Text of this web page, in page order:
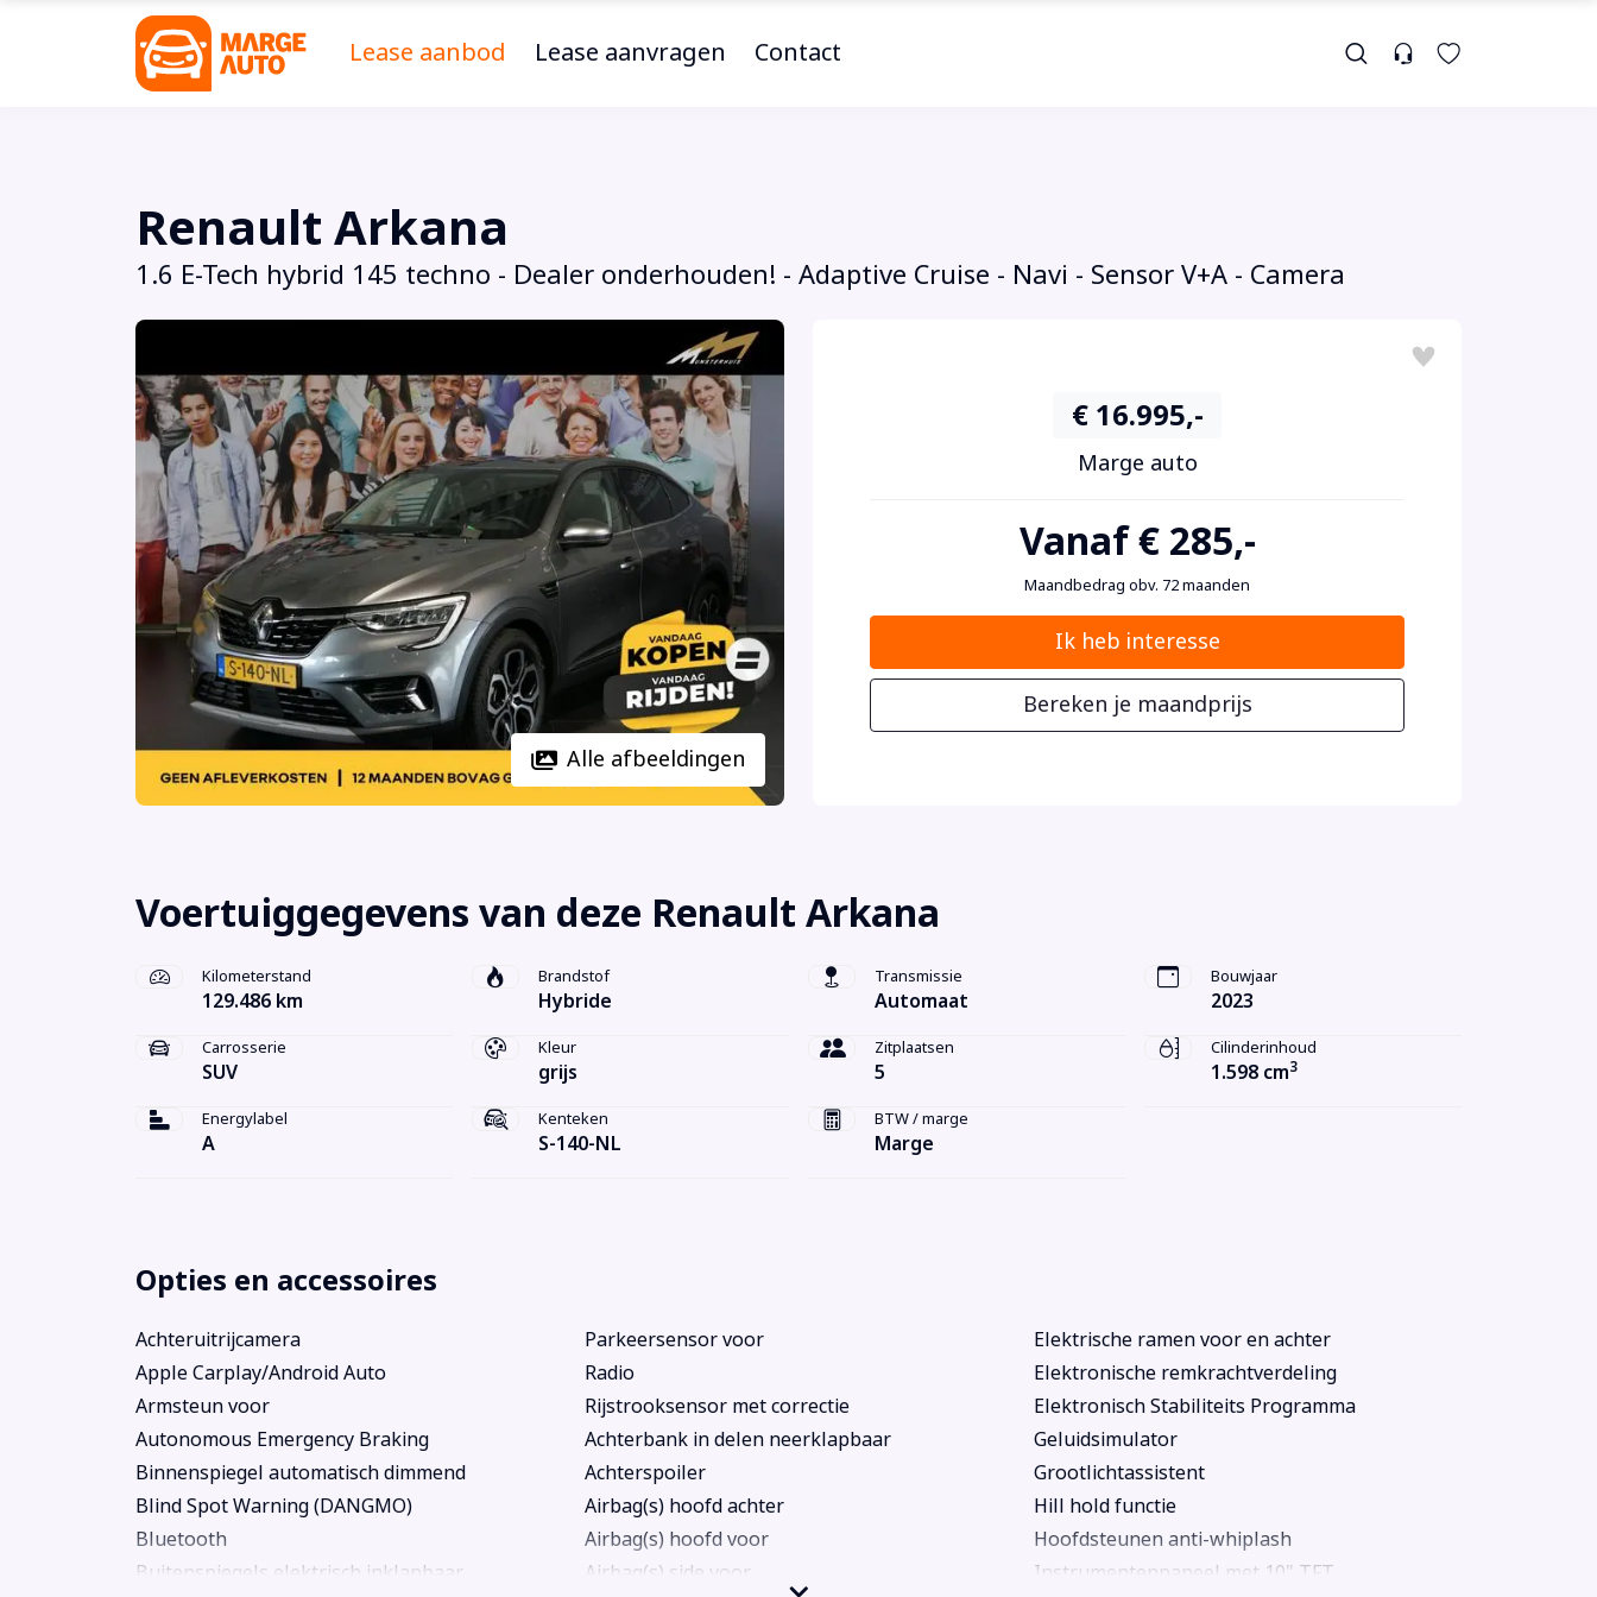
Lease aanbod Lease aanvragen Contact
Renault Arkana
1.6 E-Tech hybrid 145 techno - Dealer onderhouden! - Adaptive Cruise - Navi - Sensor V+A - Camera
Alle afbeeldingen
€ 16.995,-
Marge auto
Vanaf € 285,-
Maandbedrag obv. 72 maanden
Ik heb interesse
Bereken je maandprijs
Voertuiggegevens van deze Renault Arkana
Kilometerstand
129.486 km
Brandstof
Hybride
Transmissie
Automaat
Bouwjaar
2023
Carrosserie
SUV
Kleur
grijs
Zitplaatsen
5
Cilinderinhoud
1.598 cm3
Energylabel
A
Kenteken
S-140-NL
BTW / marge
Marge
Opties en accessoires
Achteruitrijcamera
Apple Carplay/Android Auto
Armsteun voor
Autonomous Emergency Braking
Binnenspiegel automatisch dimmend
Blind Spot Warning (DANGMO)
Bluetooth
Buitenspiegels elektrisch inklapbaar
Parkeersensor voor
Radio
Rijstrooksensor met correctie
Achterbank in delen neerklapbaar
Achterspoiler
Airbag(s) hoofd achter
Airbag(s) hoofd voor
Airbag(s) side voor
Elektrische ramen voor en achter
Elektronische remkrachtverdeling
Elektronisch Stabiliteits Programma
Geluidsimulator
Grootlichtassistent
Hill hold functie
Hoofdsteunen anti-whiplash
Instrumentenpaneel met 10" TFT